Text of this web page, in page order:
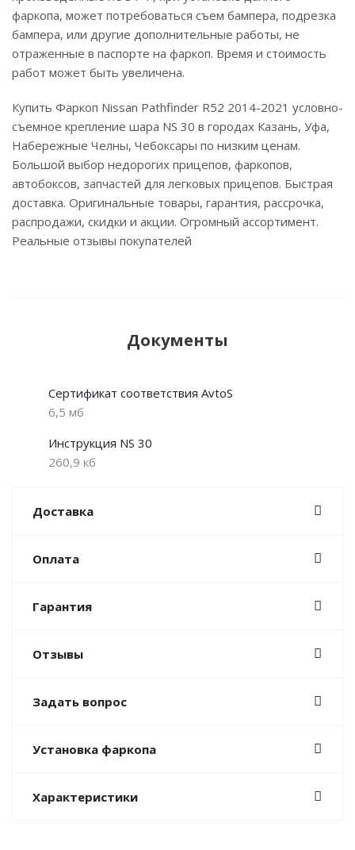
фаркопа, может потребоваться съем бампера, подрезка
бампера, или другие дополнительные работы, не
отраженные в паспорте на фаркоп. Время и стоимость
работ может быть увеличена.
Купить Фаркоп Nissan Pathfinder R52 2014-2021 условно-
съемное крепление шара NS 30 в городах Казань, Уфа,
Набережные Челны, Чебоксары по низким ценам.
Большой выбор недорогих прицепов, фаркопов,
автобоксов, запчастей для легковых прицепов. Быстрая
доставка. Оригинальные товары, гарантия, рассрочка,
распродажи, скидки и акции. Огромный ассортимент.
Реальные отзывы покупателей
Документы
Сертификат соответствия AvtoS
6,5 мб
Инструкция NS 30
260,9 кб
Доставка
Оплата
Гарантия
Отзывы
Задать вопрос
Установка фаркопа
Характеристики